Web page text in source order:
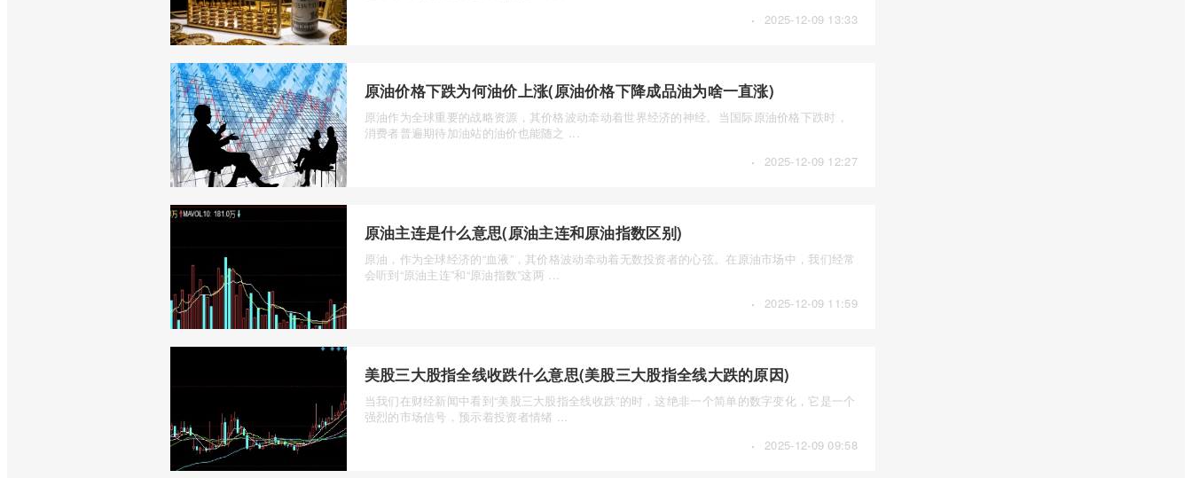
· 2025-12-09 13:33
原油价格下跌为何油价上涨(原油价格下降成品油为啥一直涨)
原油作为全球重要的战略资源，其价格波动牵动着世界经济的神经。当国际原油价格下跌时，
消费者普遍期待加油站的油价也能随之 ...
· 2025-12-09 12:27
原油主连是什么意思(原油主连和原油指数区别)
原油，作为全球经济的“血液”，其价格波动牵动着无数投资者的心弦。在原油市场中，我们经常
会听到“原油主连”和“原油指数”这两 ...
· 2025-12-09 11:59
美股三大股指全线收跌什么意思(美股三大股指全线大跌的原因)
当我们在财经新闻中看到“美股三大股指全线收跌”的时，这绝非一个简单的数字变化，它是一个
强烈的市场信号，预示着投资者情绪 ...
· 2025-12-09 09:58